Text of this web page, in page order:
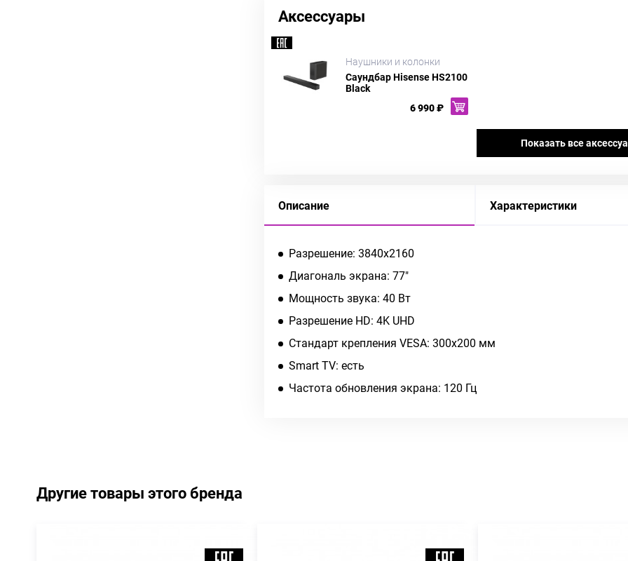
Аксессуары
Наушники и колонки
Саундбар Hisense HS2100
Black
6 990 ₽
Показать все
Описание Характеристики
Разрешение: 3840x2160
Диагональ экрана: 77"
Мощность звука: 40 Вт
Разрешение HD: 4K UHD
Стандарт крепления VESA: 300x200 мм
Smart TV: есть
Частота обновления экрана: 120 Гц
Другие товары этого бренда